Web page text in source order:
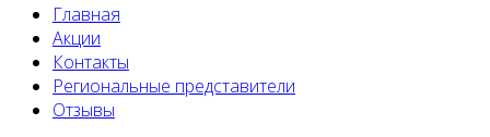
Главная
Акции
Контакты
Региональные представители
Отзывы